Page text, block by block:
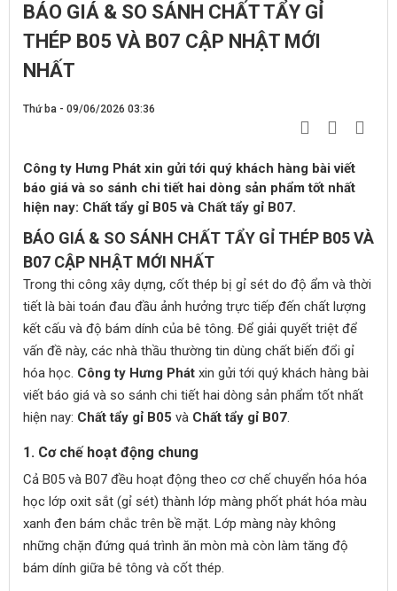
BÁO GIÁ & SO SÁNH CHẤT TẨY GỈ
THÉP B05 VÀ B07 CẬP NHẬT MỚI
NHẤT
Thứ ba - 09/06/2026 03:36
Công ty Hưng Phát xin gửi tới quý khách hàng bài viết
báo giá và so sánh chi tiết hai dòng sản phẩm tốt nhất
hiện nay: Chất tẩy gỉ B05 và Chất tẩy gỉ B07.
BÁO GIÁ & SO SÁNH CHẤT TẨY GỈ THÉP B05 VÀ
B07 CẬP NHẬT MỚI NHẤT
Trong thi công xây dựng, cốt thép bị gỉ sét do độ ẩm và thời
tiết là bài toán đau đầu ảnh hưởng trực tiếp đến chất lượng
kết cấu và độ bám dính của bê tông. Để giải quyết triệt để
vấn đề này, các nhà thầu thường tin dùng chất biến đổi gỉ
hóa học. Công ty Hưng Phát xin gửi tới quý khách hàng bài
viết báo giá và so sánh chi tiết hai dòng sản phẩm tốt nhất
hiện nay: Chất tẩy gỉ B05 và Chất tẩy gỉ B07.
1. Cơ chế hoạt động chung
Cả B05 và B07 đều hoạt động theo cơ chế chuyển hóa hóa
học lớp oxit sắt (gỉ sét) thành lớp màng phốt phát hóa màu
xanh đen bám chắc trên bề mặt. Lớp màng này không
những chặn đứng quá trình ăn mòn mà còn làm tăng độ
bám dính giữa bê tông và cốt thép.